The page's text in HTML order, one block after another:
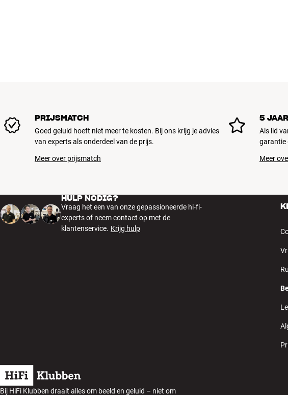
PRIJSMATCH
Goed geluid hoeft niet meer te kosten. Bij ons krijg je advies
van experts als onderdeel van de prijs.
Meer over prijsmatch
5
Als lid
garantie
Meer
HULP NODIG?
Vraag het een van onze gepassioneerde hi-fi-
experts of neem contact op met de
klantenservice. Krijg hulp
Bij HiFi Klubben draait alles om beeld en geluid – niet om